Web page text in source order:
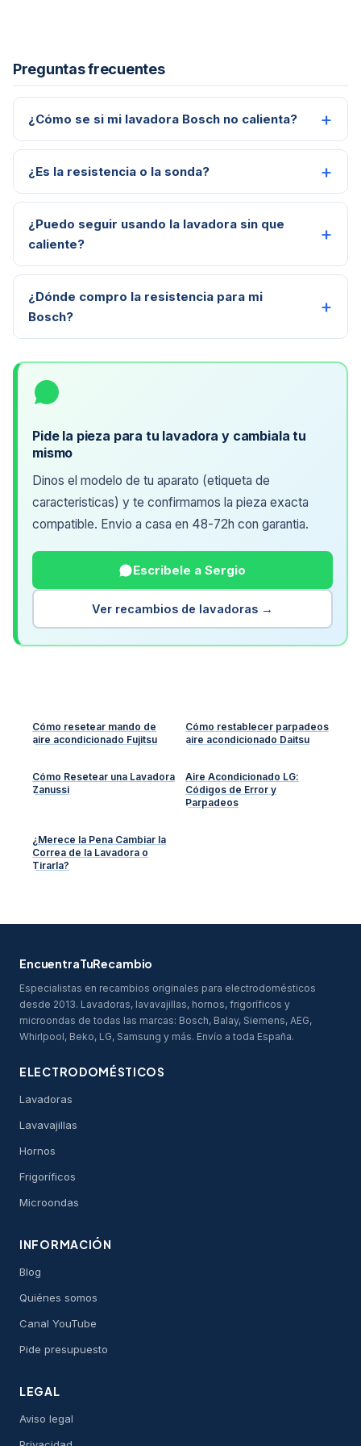
Preguntas frecuentes
¿Cómo se si mi lavadora Bosch no calienta?
¿Es la resistencia o la sonda?
¿Puedo seguir usando la lavadora sin que
caliente?
¿Dónde compro la resistencia para mi
Bosch?
Pide la pieza para tu lavadora y cambiala tu
mismo
Dinos el modelo de tu aparato (etiqueta de
caracteristicas) y te confirmamos la pieza exacta
compatible. Envio a casa en 48-72h con garantia.
Escribele a Sergio
Ver recambios de lavadoras →
Cómo resetear mando de
aire acondicionado Fujitsu
Cómo restablecer parpadeos
aire acondicionado Daitsu
Cómo Resetear una Lavadora
Zanussi
Aire Acondicionado LG:
Códigos de Error y
Parpadeos
¿Merece la Pena Cambiar la
Correa de la Lavadora o
Tirarla?
EncuentraTuRecambio
Especialistas en recambios originales para electrodomésticos
desde 2013. Lavadoras, lavavajillas, hornos, frigoríficos y
microondas de todas las marcas: Bosch, Balay, Siemens, AEG,
Whirlpool, Beko, LG, Samsung y más. Envío a toda España.
ELECTRODOMÉSTICOS
Lavadoras
Lavavajillas
Hornos
Frigoríficos
Microondas
INFORMACIÓN
Blog
Quiénes somos
Canal YouTube
Pide presupuesto
LEGAL
Aviso legal